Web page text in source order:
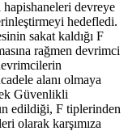
devreye
hedefledi.
sakat kaldığı F
rağmen devrimci
alanı olmaya
Güvenlikli
edildiği, F tiplerinden
olarak karşımıza